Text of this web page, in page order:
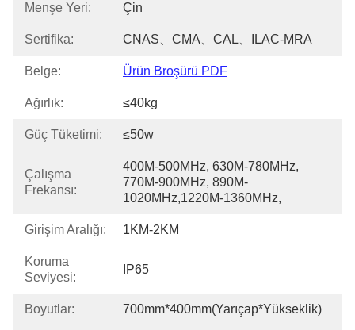
Menşe Yeri: Çin
Sertifika: CNAS、CMA、CAL、ILAC-MRA
Belge: Ürün Broşürü PDF
Ağırlık: ≤40kg
Güç Tüketimi: ≤50w
Çalışma
Frekansı:
400M-500MHz, 630M-780MHz,
770M-900MHz, 890M-
1020MHz,1220M-1360MHz,
Girişim Aralığı: 1KM-2KM
Koruma
Seviyesi:
IP65
Boyutlar: 700mm*400mm(Yarıçap*Yükseklik)